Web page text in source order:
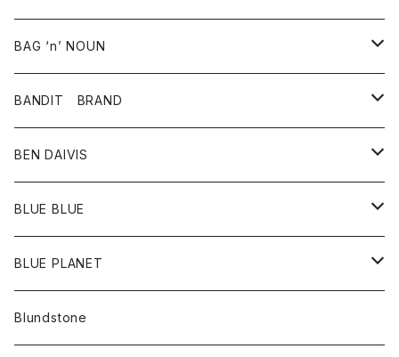
その他雑貨
スカート
パンツ
グッズ
靴
アウター
革ジャケット
BAG ‘n’ NOUN
アクセサリー
バッグ
ポーチ
BANDIT BRAND
トップス
Ｔシャツ
BEN DAIVIS
ポトム
パンツ
BLUE BLUE
アウター
カーディガン
アクセサリー
BLUE PLANET
サングラス
Blundstone